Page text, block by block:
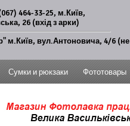
464-33-25, м.Київ,
26 (вхід з арки)
м.Київ, вул.Антоновича, 4/6 (не
Сумки и рюкзаки Фототовары